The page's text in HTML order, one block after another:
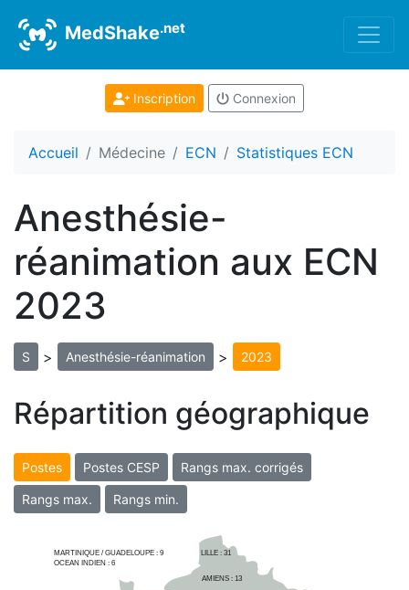
MedShake.net
Inscription Connexion
Accueil Médecine ECN Statistiques ECN
Anesthésie-
réanimation aux ECN
2023
S > Anesthésie-réanimation > 2023
Répartition géographique
Postes Postes CESP Rangs max. corrigés
Rangs max. Rangs min.
AMIENS : 13
LILLE : 31
MARTINIQUE / GUADELOUPE : 9
OCEAN INDIEN : 6